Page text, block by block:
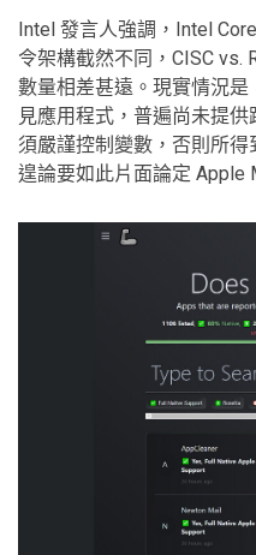
Intel 發言人強調，Intel
令架構截然不同，CISC vs.
數量相差甚遠。現實情況
見應用程式，普遍尚未提
須嚴謹控制變數，否則所
遑論要如此片面論定 Apple